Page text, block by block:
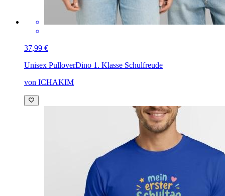
37,99 €
Unisex PulloverDino 1. Klasse Schulfreude
von ICHAKIM